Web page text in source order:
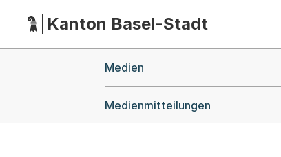
HauptnavigationKanton Basel-Stadt
Medien
Medienmitteilungen